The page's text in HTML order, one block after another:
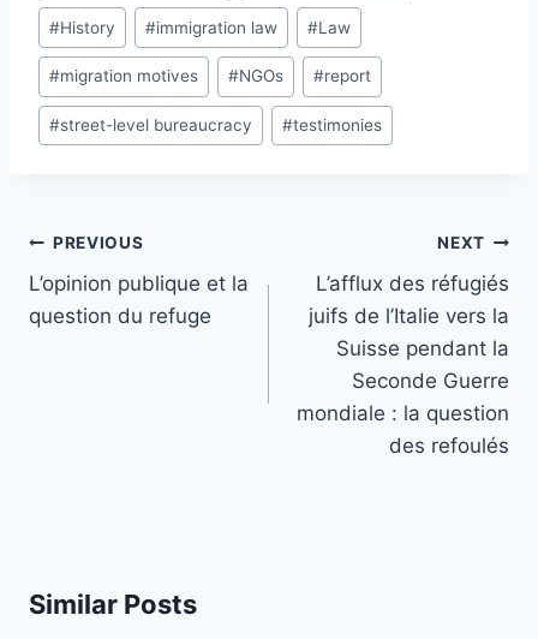
#History #immigration law #Law
#migration motives #NGOs #report
#street-level bureaucracy #testimonies
Post
navigation
PREVIOUS
L’opinion publique et la
question du refuge
NEXT
L’afflux des réfugiés
juifs de l’Italie vers la
Suisse pendant la
Seconde Guerre
mondiale : la question
des refoulés
Similar Posts